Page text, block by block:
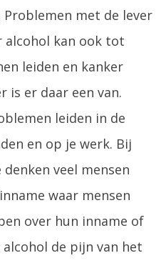
met de lever
alcohol kan ook tot
leiden en kanker
is er daar een van.
leiden in de
en op je werk. Bij
veel mensen
waar mensen
over hun inname of
de pijn van het